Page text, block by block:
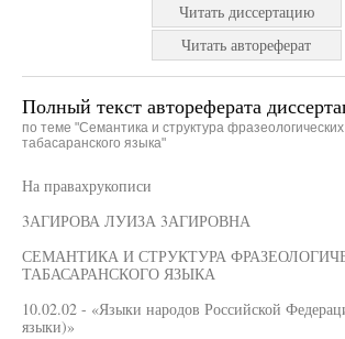
Читать диссертацию
Читать автореферат
Полный текст автореферата
по теме "Семантика и структура
табасаранского языка"
На правахрукописи
3АГИРОВА ЛУИЗА 3АГИРОВНА
СЕМАНТИКА И СТРУКТУРА
ТАБАСАРАНСКОГО ЯЗЫКА
10.02.02 - «Языки народов Российской
языки)»